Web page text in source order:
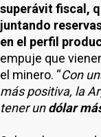
superávit fiscal,
juntando
en el perfil
empuje que
el minero. “Con
más positiva, la
tener undólar